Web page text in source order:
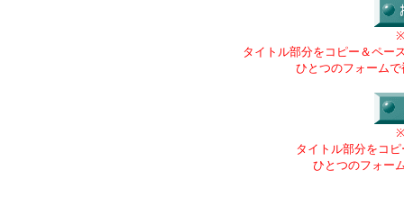
タイトル部分をコピー＆ペー
ひとつのフォーム
タイトル部分をコ
ひとつのフォー